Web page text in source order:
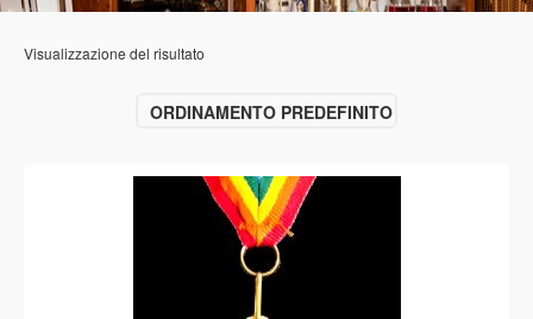
Visualizzazione del risultato
ORDINAMENTO PREDEFINITO